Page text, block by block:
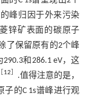
峰归因于外来污染
锌矿表面的碳原子
了保留原有的2个峰
和286.1 eV，这
［12］ .值得注意的是，
子的C 1s谱峰进行观